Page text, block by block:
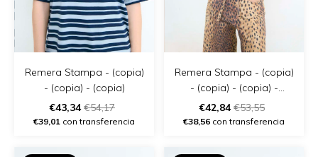
Remera Stampa - (copia)
- (copia) - (copia)
€43,34€54,17
€39,01 con transferencia
Remera Stampa - (copia)
- (copia) - (copia) -
(copia) - (copia)
€42,84€53,55
€38,56 con transferencia